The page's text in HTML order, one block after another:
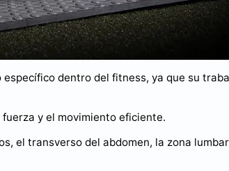
dentro del fitness, ya que su
y el movimiento eficiente.
el transverso del abdomen, la zona